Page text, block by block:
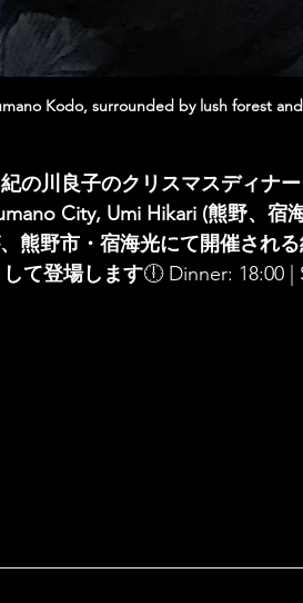
Kodo, surrounded by lush forest
紀の川良子のクリスマスディナ
City, Umi Hikari (熊野、宿
熊野市・宿海光にて開催され
て登場します🕕 Dinner: 18:00 |